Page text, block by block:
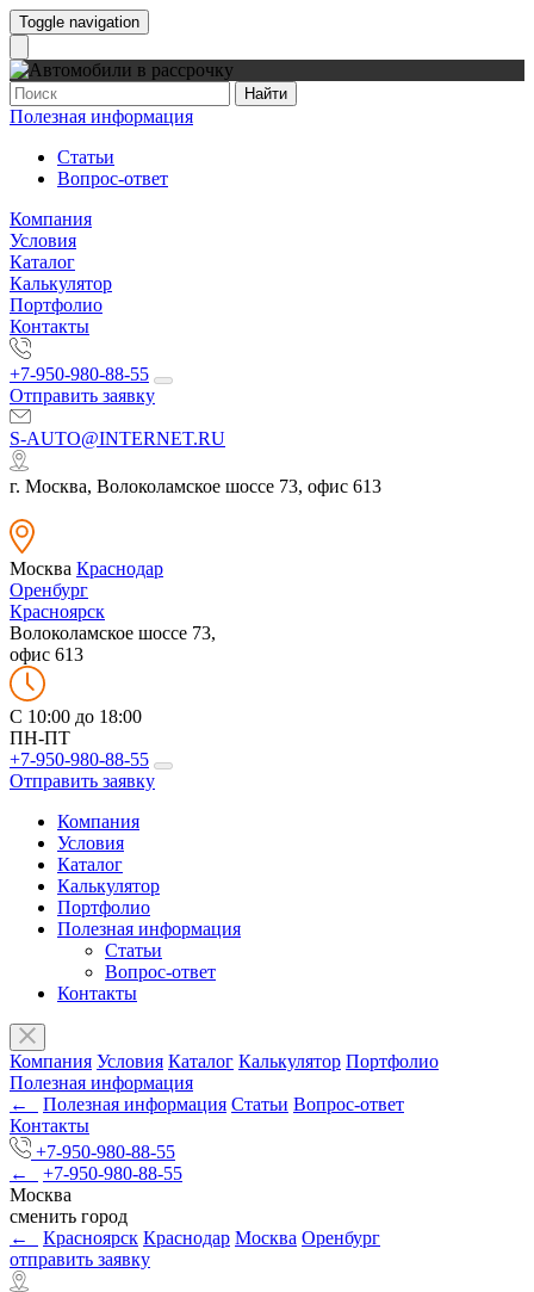
Toggle navigation
Найти
Полезная информация
Статьи
Вопрос-ответ
Компания
Условия
Каталог
Калькулятор
Портфолио
Контакты
+7-950-980-88-55
Отправить заявку
S-AUTO@INTERNET.RU
г. Москва, Волоколамское шоссе 73, офис 613
Москва Краснодар
Оренбург
Красноярск
Волоколамское шоссе 73,
офис 613
C 10:00 до 18:00
ПН-ПТ
+7-950-980-88-55
Отправить заявку
Компания
Условия
Каталог
Калькулятор
Портфолио
Полезная информация
Статьи
Вопрос-ответ
Контакты
Компания Условия Каталог Калькулятор Портфолио
Полезная информация
←
Полезная информация Статьи Вопрос-ответ
Контакты
+7-950-980-88-55
←
+7-950-980-88-55
Москва
сменить город
←
Красноярск Краснодар Москва Оренбург
отправить заявку